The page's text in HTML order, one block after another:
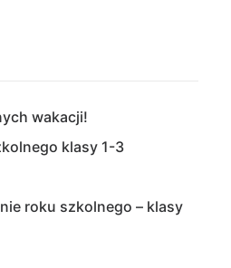
wakacji!
klasy 1-3
roku szkolnego – klasy